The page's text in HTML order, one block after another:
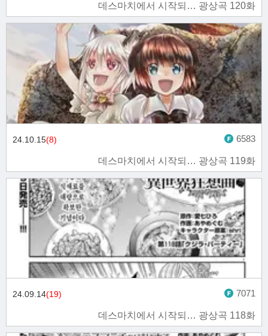
데스마치에서 시작되… 광상곡 120화
데스마치에서 시작되… 광상곡 119화
24.10.15(8) 6583
데스마치에서 시작되… 광상곡 118화
24.09.14(19) 7071